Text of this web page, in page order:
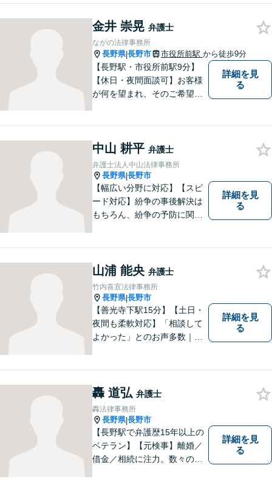
金井 崇晃 弁護士
ながの法律事務所
長野県|長野市 市役所前駅 から徒歩9分
【長野駅・市役所前駅9分】
【休日・夜間面談可】お客様
が何を望まれ、そのご希望を
合っています。 できる限り負
担を軽減し、スピーディーな
解決を目指すことを信条とし
ています。
詳細を見
る
中山 耕平 弁護士
弁護士法人中山法律事務所
長野県|長野市
【幅広い分野に対応】【スピ
ード対応】紛争の事後解決は
もちろん、紛争の予防に関す
する癖をつけることを勧めて
おります。早期相談が早期解
決に繋がりますのでお気軽に
ご相談ください。
詳細を見
る
山浦 能央 弁護士
竹内喜宜法律事務所
長野県|長野市
【善光寺下駅15分】【土日・
夜間も柔軟対応】「相談して
よかった」とのお声多数｜交
どんな小さなお悩みでも、ま
ずはお気軽にご相談くださ
い。【完全個室で相談】
詳細を見
る
轟 道弘 弁護士
轟法律事務所
長野県|長野市
【長野駅で弁護歴15年以上の
ベテラン】【元検事】離婚／
借金／相続に注力。数々の実
詳細を見
る